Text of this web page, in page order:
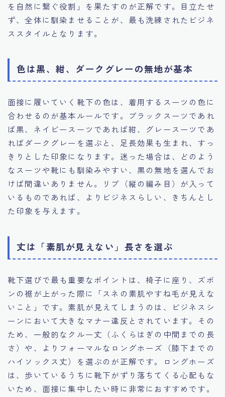
を自然に繋ぐ役割」を果たすのが正解です。目立たせ
ず、全体に馴染ませることが、最も洗練されたビジネ
ススタイルとなります。
色は黒、紺、ダークグレーの無地が基本
面接に履いていく靴下の色は、着用するスーツの色に
合わせるのが基本ルールです。ブラックスーツであれ
ば黒、ネイビースーツであれば紺、グレースーツであ
ればダークグレーを選ぶと、足長効果も生まれ、すっ
きりとした印象になります。迷った場合は、どのよう
なスーツや靴にも馴染みやすい、黒の無地を選んでお
けば間違いありません。リブ（縦の編み目）が入って
いるものであれば、よりビジネスらしい、きちんとし
た印象を与えます。
丈は「素肌が見えない」長さを選ぶ
靴下選びで最も重要なポイントは、椅子に座り、ズボ
ンの裾が上がった際に「スネの素肌やすね毛が見えな
いこと」です。素肌が見えてしまうのは、ビジネスシ
ーンにおいて大きなマナー違反とされています。その
ため、一般的なクルー丈（ふくらはぎの中間までの長
さ）や、よりフォーマルなロングホーズ（膝下までの
ハイソックス丈）を選ぶのが正解です。ロングホーズ
は、歩いているうちに靴下がずり落ちてくる心配もな
いため、面接に集中したい時に非常におすすめです。